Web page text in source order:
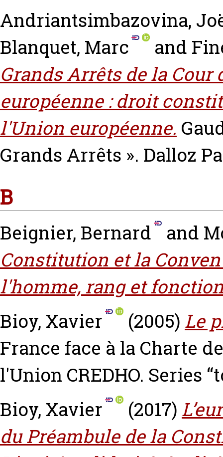
Andriantsimbazovina,
Blanquet, Marc
and
Grands Arrêts de la
européenne : droit
l'Union européenne.
Grands Arrêts ». Dalloz
B
Beignier, Bernard and
Constitution et la
l'homme, rang et
Bioy, Xavier
(2005) Le
France face à la Charte
l'Union CREDHO. Series
Bioy, Xavier
(2017)
du Préambule de la